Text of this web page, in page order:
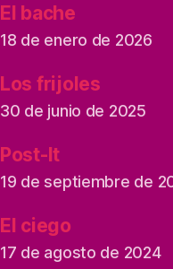
El bache
18 de enero de 2026
Los frijoles
30 de junio de 2025
Post-It
19 de septiembre de
El ciego
17 de agosto de 2024